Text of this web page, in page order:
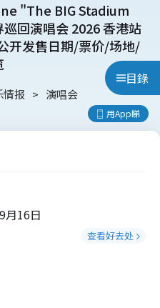
目錄
"The BIG Stadium
回演唱会 2026 香港站
开发售日期/票价/场地/
情报 演唱会
用App睇
月16日
查看好去处